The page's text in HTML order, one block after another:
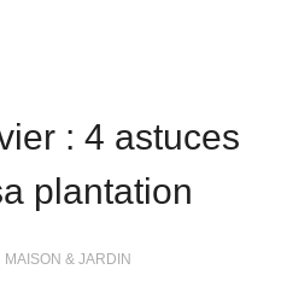
: 4 astuces
plantation
MAISON & JARDIN